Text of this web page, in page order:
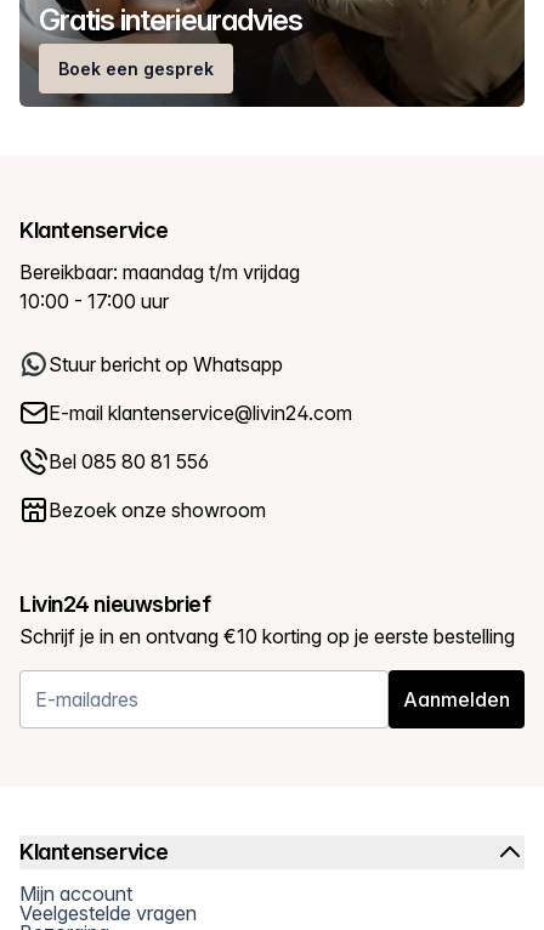
Gratis interieuradvies
Boek een gesprek
Klantenservice
Bereikbaar: maandag t/m vrijdag
10:00 - 17:00 uur
Stuur bericht op Whatsapp
E-mail klantenservice@livin24.com
Bel 085 80 81 556
Bezoek onze showroom
Livin24 nieuwsbrief
Schrijf je in en ontvang €10 korting op je eerste bestelling
Aanmelden
Klantenservice
Mijn account
Veelgestelde vragen